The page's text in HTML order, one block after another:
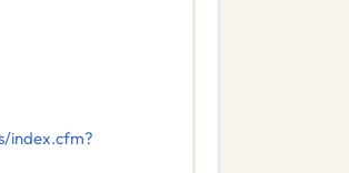
index.cfm?